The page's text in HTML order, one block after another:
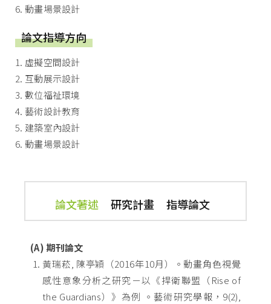
6. 動畫場景設計
論文指導方向
1. 虛擬空間設計
2. 互動展示設計
3. 數位福祉環境
4. 藝術設計教育
5. 建築室內設計
6. 動畫場景設計
論文著述 研究計畫 指導論文
(A) 期刊論文
黃瑞菘, 陳亭穎（2016年10月）。動畫角色視覺
感性意象分析之研究－以《捍衛聯盟（Rise of
the Guardians）》為例 。藝術研究學報，9(2),